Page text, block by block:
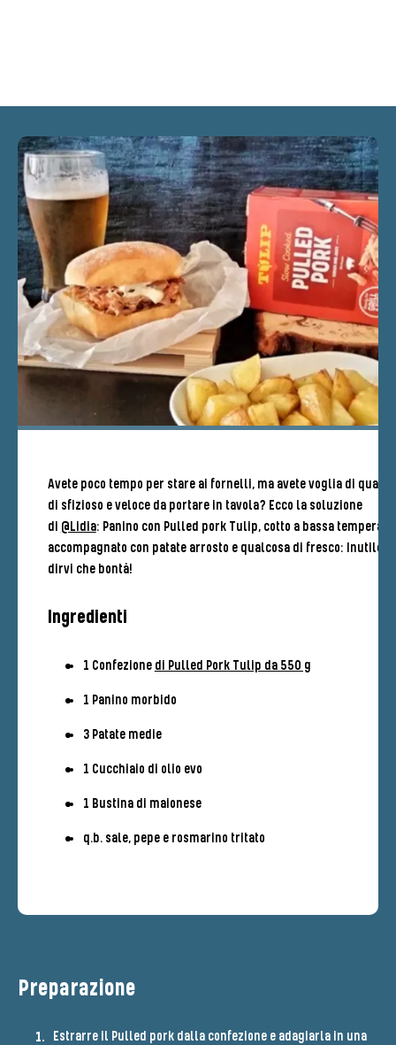
Avete poco tempo per stare ai fornelli, ma avete voglia di
di sfizioso e veloce da portare in tavola? Ecco la soluzione
di @Lidia: Panino con Pulled pork Tulip, cotto a bassa
accompagnato con patate arrosto e qualcosa di fresco: Inutile
dirvi che bontà!
Ingredienti
1 Confezione di Pulled Pork Tulip da 550 g
1 Panino morbido
3 Patate medie
1 Cucchiaio di olio evo
1 Bustina di maionese
q.b. sale, pepe e rosmarino tritato
Preparazione
Estrarre il Pulled pork dalla confezione e adagiarla in una